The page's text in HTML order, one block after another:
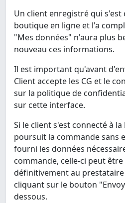
Un client enregistré qui s'est
boutique en ligne et l'a
"Mes données" n'aura plus
nouveau ces informations.
Il est important qu'avant
Client accepte les CG et le
sur la politique de
sur cette interface.
Si le client s'est connecté à
poursuit la commande sans
fourni les données
commande, celle-ci peut être
définitivement au prestataire
cliquant sur le bouton
dessous.